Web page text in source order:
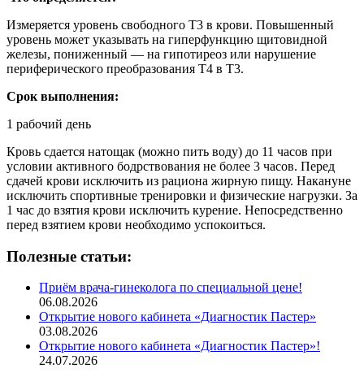
Измеряется уровень свободного Т3 в крови. Повышенный
уровень может указывать на гиперфункцию щитовидной
железы, пониженный — на гипотиреоз или нарушение
периферического преобразования Т4 в Т3.
Срок выполнения:
1 рабочий день
Кровь сдается натощак (можно пить воду) до 11 часов при
условии активного бодрствования не более 3 часов. Перед
сдачей крови исключить из рациона жирную пищу. Накануне
исключить спортивные тренировки и физические нагрузки. За
1 час до взятия крови исключить курение. Непосредственно
перед взятием крови необходимо успокоиться.
Полезные статьи:
Приём врача-гинеколога по специальной цене!
06.08.2026
Открытие нового кабинета «Диагностик Пастер»
03.08.2026
Открытие нового кабинета «Диагностик Пастер»!
24.07.2026